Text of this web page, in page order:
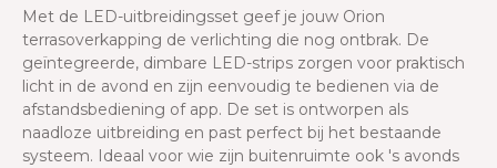
Met de LED-uitbreidingsset geef je jouw Orion
terrasoverkapping de verlichting die nog ontbrak. De
geïntegreerde, dimbare LED-strips zorgen voor praktisch
licht in de avond en zijn eenvoudig te bedienen via de
afstandsbediening of app. De set is ontworpen als
naadloze uitbreiding en past perfect bij het bestaande
systeem. Ideaal voor wie zijn buitenruimte ook 's avonds